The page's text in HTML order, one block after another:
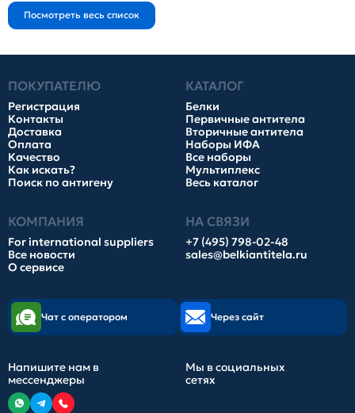
ПОКУПАТЕЛЮ
Регистрация
Контакты
Доставка
Оплата
Качество
Как искать?
Поиск по антигену
КАТАЛОГ
Белки
Первичные антитела
Вторичные антитела
Наборы ИФА
Все наборы
Мультиплекс
Весь каталог
КОМПАНИЯ
For international suppliers
Все новости
О сервисе
НА СВЯЗИ
+7 (495) 798-02-48
sales@belkiantitela.ru
Чат с оператором Через сайт
Напишите нам в
мессенджеры
Мы в социальных
сетях